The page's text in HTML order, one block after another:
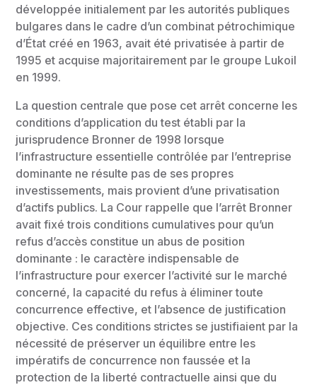
développée initialement par les autorités publiques
bulgares dans le cadre d’un combinat pétrochimique
d’État créé en 1963, avait été privatisée à partir de
1995 et acquise majoritairement par le groupe Lukoil
en 1999.
La question centrale que pose cet arrêt concerne les
conditions d’application du test établi par la
jurisprudence Bronner de 1998 lorsque
l’infrastructure essentielle contrôlée par l’entreprise
dominante ne résulte pas de ses propres
investissements, mais provient d’une privatisation
d’actifs publics. La Cour rappelle que l’arrêt Bronner
avait fixé trois conditions cumulatives pour qu’un
refus d’accès constitue un abus de position
dominante : le caractère indispensable de
l’infrastructure pour exercer l’activité sur le marché
concerné, la capacité du refus à éliminer toute
concurrence effective, et l’absence de justification
objective. Ces conditions strictes se justifiaient par la
nécessité de préserver un équilibre entre les
impératifs de concurrence non faussée et la
protection de la liberté contractuelle ainsi que du